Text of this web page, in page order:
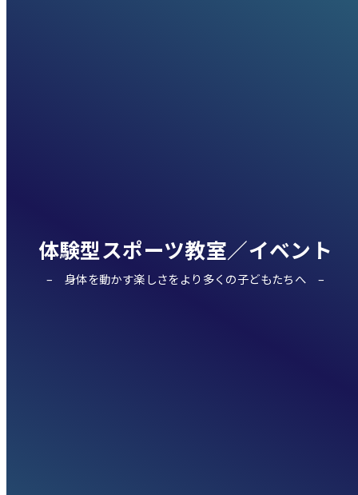
体験型スポーツ教室／イベント
身体を動かす楽しさをより多くの子どもたちへ